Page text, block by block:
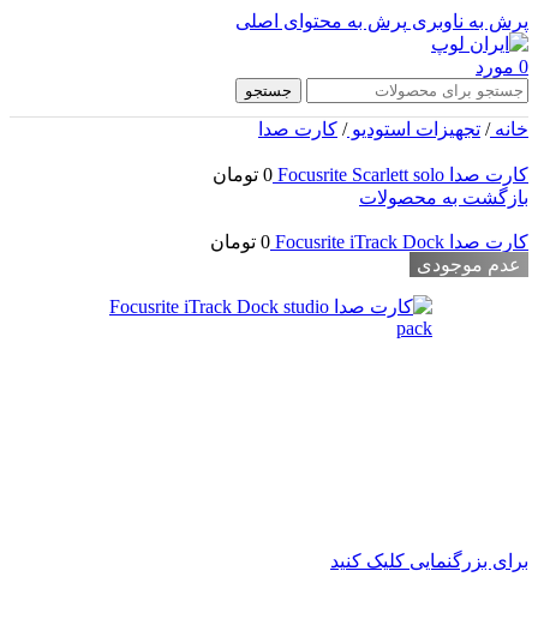
پرش به ناوبری پرش به محتوای اصلی
0 مورد
جستجو
خانه/ تجهیزات استودیو/ کارت صدا
کارت صدا Focusrite Scarlett solo 0 تومان
بازگشت به محصولات
کارت صدا Focusrite iTrack Dock 0 تومان
عدم موجودی
برای بزرگنمایی کلیک کنید